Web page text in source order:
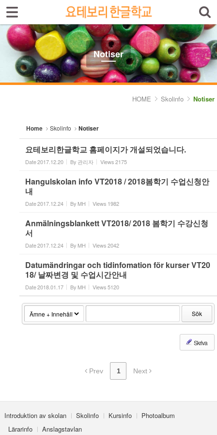
Notiser
HOME Skolinfo Notiser
Home Skolinfo Notiser
요테보리한글학교 홈페이지가 개설되었습니다.
Date2017.12.20 By 관리자 Views2175
Hangulskolan info VT2018 / 2018봄학기 수업신청안
내
Date2017.12.24 By MH Views 1982
Anmälningsblankett VT2018/ 2018 봄학기 수강신청
서
Date2017.12.24 By MH Views2042
Datumändringar och tidinfomation för kurser VT20
18/ 날짜변경 및 수업시간안내
Date2018.01.17 By MH Views5120
Sök
Skriva
Prev 1 Next
Introduktion av skolan Skolinfo Kursinfo
Photoalbum
Lärarinfo
Anslagstavlan
Sign In Sign Up
Select language
Introduktion av skolan
Skolinfo
Photoalbum
Anslagstavlan
Sketchbook5, 스케치북5
Sketchbook5, 스케치북5